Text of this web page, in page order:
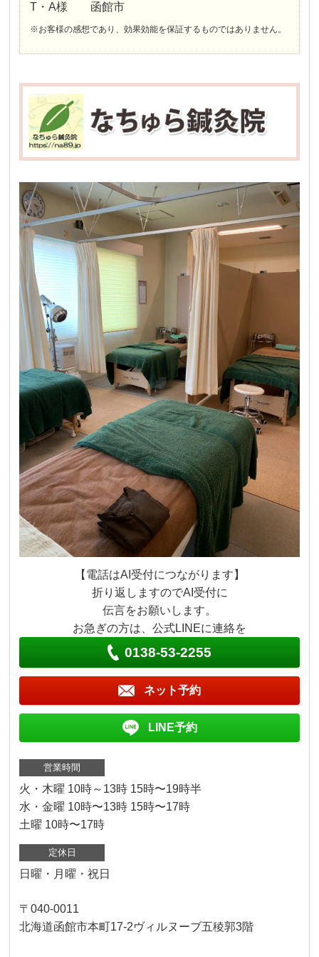
T・A様 函館市
※お客様の感想であり、効果効能を保証するものではありません。
【電話はAI受付につながります】
折り返しますのでAI受付に
伝言をお願いします。
お急ぎの方は、公式LINEに連絡を
0138-53-2255
ネット予約
LINE予約
営業時間
火・木曜 10時～13時 15時〜19時半
水・金曜 10時〜13時 15時〜17時
土曜 10時〜17時
定休日
日曜・月曜・祝日
〒040-0011
北海道函館市本町17-2ヴィルヌーブ五稜郭3階